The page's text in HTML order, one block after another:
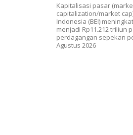
Kapitalisasi pasar
capitalization/market
Indonesia (BEI)
menjadi Rp11.212 triliun
perdagangan sepekan
Agustus 2026